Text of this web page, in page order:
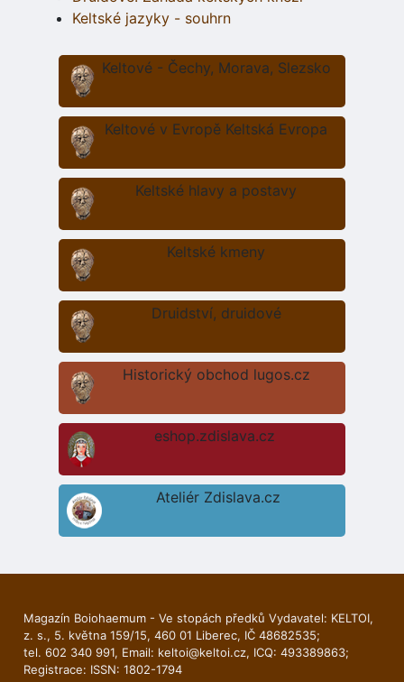
Keltské jazyky - souhrn
Keltové - Čechy, Morava, Slezsko
Keltové v Evropě Keltská Evropa
Keltské hlavy a postavy
Keltské kmeny
Druidství, druidové
Historický obchod lugos.cz
eshop.zdislava.cz
Ateliér Zdislava.cz
Magazín Boiohaemum - Ve stopách předků Vydavatel: KELTOI,
z. s., 5. května 159/15, 460 01 Liberec, IČ 48682535;
tel. 602 340 991, Email: keltoi@keltoi.cz, ICQ: 493389863;
Registrace: ISSN: 1802-1794